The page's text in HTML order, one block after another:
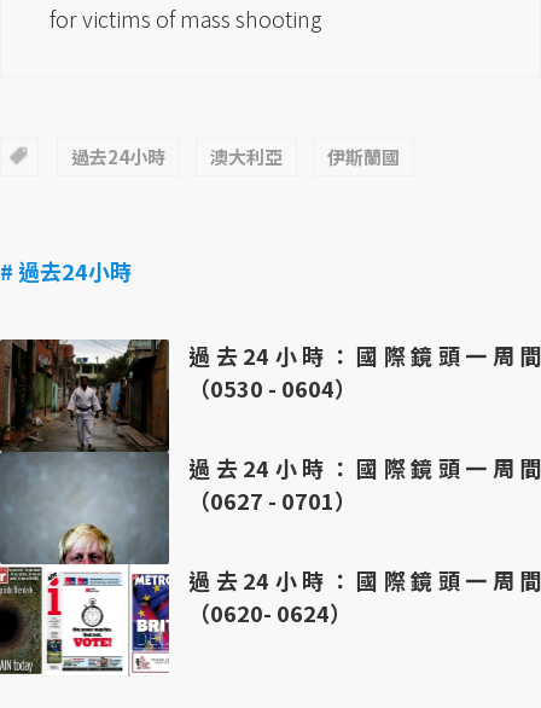
for victims of mass shooting
過去24小時 澳大利亞 伊斯蘭國
# 過去24小時
過去24小時：國際鏡頭一周間
（0530 - 0604）
過去24小時：國際鏡頭一周間
（0627 - 0701）
過去24小時：國際鏡頭一周間
（0620- 0624）